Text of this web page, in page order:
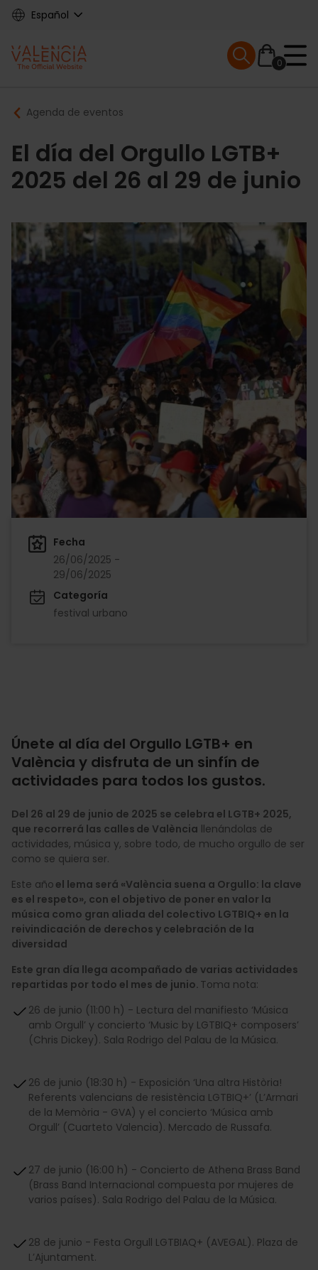
Skip
content
Español
Main
navigation
0
Mobile menu
Breadcrumb
Agenda de eventos
El día del Orgullo LGTB+
2025 del 26 al 29 de junio
Fecha
26/06/2025 -
29/06/2025
Categoría
festival urbano
Únete al día del Orgullo LGTB+ en
València y disfruta de un sinfín de
actividades para todos los gustos.
Del 26 al 29 de junio de 2025 se celebra el LGTB+ 2025,
que recorrerá las calles de València llenándolas de
actividades, música y, sobre todo, de mucho orgullo de ser
como se quiera ser.
Este año el lema será «València suena a Orgullo: la clave
es el respeto», con el objetivo de poner en valor la
música como gran aliada del colectivo LGTBIQ+ en la
reivindicación de derechos y celebración de la
diversidad
Este gran día llega acompañado de varias actividades
repartidas por todo el mes de junio. Toma nota:
26 de junio (11:00 h) - Lectura del manifiesto ‘Música
amb Orgull’ y concierto ‘Music by LGTBIQ+ composers’
(Chris Dickey). Sala Rodrigo del Palau de la Música.
26 de junio (18:30 h) - Exposición ‘Una altra Història!
Referents valencians de resistència LGTBIQ+’ (L’Armari
de la Memòria - GVA) y el concierto ‘Música amb
Orgull’ (Cuarteto Valencia). Mercado de Russafa.
27 de junio (16:00 h) - Concierto de Athena Brass Band
(Brass Band Internacional compuesta por mujeres de
varios países). Sala Rodrigo del Palau de la Música.
28 de junio - Festa Orgull LGTBIAQ+ (AVEGAL). Plaza de
L’Ajuntament.